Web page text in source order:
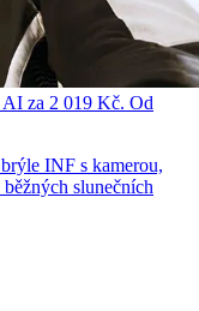
AI za 2 019 Kč. Od
INF s kamerou,
slunečních